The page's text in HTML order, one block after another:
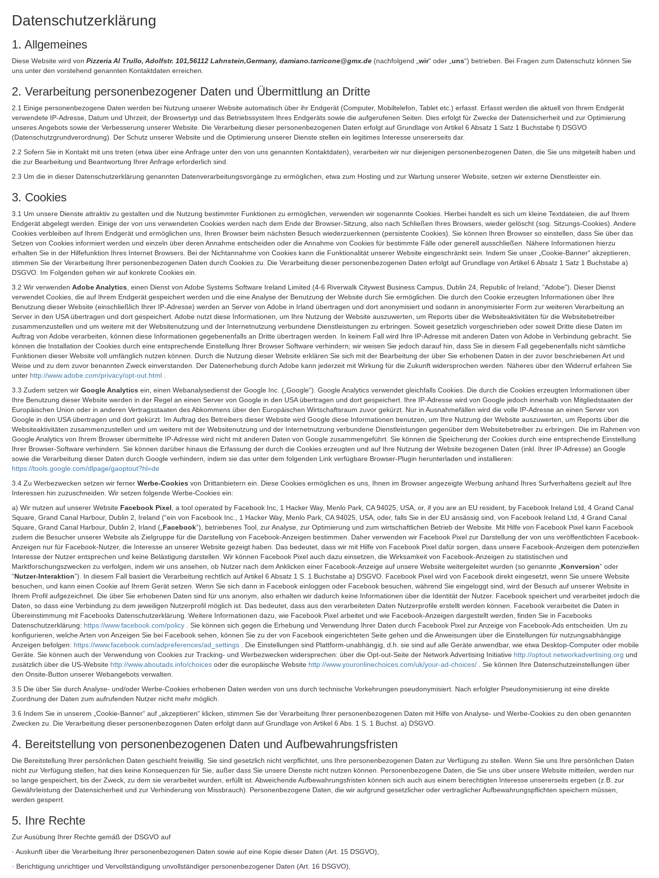
Datenschutzerklärung
1. Allgemeines
Diese Website wird von Pizzeria Al Trullo, Adolfstr. 101,56112 Lahnstein,Germany, damiano.tarricone@gmx.de (nachfolgend „ wir“ oder „ uns“) betrieben. Bei Fragen zum Datenschutz können Sie
uns unter den vorstehend genannten Kontaktdaten erreichen.
2. Verarbeitung personenbezogener Daten und Übermittlung an Dritte
2.1 Einige personenbezogene Daten werden bei Nutzung unserer Website automatisch über ihr Endgerät (Computer, Mobiltelefon, Tablet etc.) erfasst. Erfasst werden die aktuell von Ihrem Endgerät
verwendete IP-Adresse, Datum und Uhrzeit, der Browsertyp und das Betriebssystem Ihres Endgeräts sowie die aufgerufenen Seiten. Dies erfolgt für Zwecke der Datensicherheit und zur Optimierung
unseres Angebots sowie der Verbesserung unserer Website. Die Verarbeitung dieser personenbezogenen Daten erfolgt auf Grundlage von Artikel 6 Absatz 1 Satz 1 Buchstabe f) DSGVO
(Datenschutzgrundverordnung). Der Schutz unserer Website und die Optimierung unserer Dienste stellen ein legitimes Interesse unsererseits dar.
2.2 Sofern Sie in Kontakt mit uns treten (etwa über eine Anfrage unter den von uns genannten Kontaktdaten), verarbeiten wir nur diejenigen personenbezogenen Daten, die Sie uns mitgeteilt haben und
die zur Bearbeitung und Beantwortung Ihrer Anfrage erforderlich sind.
2.3 Um die in dieser Datenschutzerklärung genannten Datenverarbeitungsvorgänge zu ermöglichen, etwa zum Hosting und zur Wartung unserer Website, setzen wir externe Dienstleister ein.
3. Cookies
3.1 Um unsere Dienste attraktiv zu gestalten und die Nutzung bestimmter Funktionen zu ermöglichen, verwenden wir sogenannte Cookies. Hierbei handelt es sich um kleine Textdateien, die auf Ihrem
Endgerät abgelegt werden. Einige der von uns verwendeten Cookies werden nach dem Ende der Browser-Sitzung, also nach Schließen Ihres Browsers, wieder gelöscht (sog. Sitzungs-Cookies). Andere
Cookies verbleiben auf Ihrem Endgerät und ermöglichen uns, Ihren Browser beim nächsten Besuch wiederzuerkennen (persistente Cookies). Sie können Ihren Browser so einstellen, dass Sie über das
Setzen von Cookies informiert werden und einzeln über deren Annahme entscheiden oder die Annahme von Cookies für bestimmte Fälle oder generell ausschließen. Nähere Informationen hierzu
erhalten Sie in der Hilfefunktion Ihres Internet Browsers. Bei der Nichtannahme von Cookies kann die Funktionalität unserer Website eingeschränkt sein. Indem Sie unser „Cookie-Banner“ akzeptieren,
stimmen Sie der Verarbeitung Ihrer personenbezogenen Daten durch Cookies zu. Die Verarbeitung dieser personenbezogenen Daten erfolgt auf Grundlage von Artikel 6 Absatz 1 Satz 1 Buchstabe a)
DSGVO. Im Folgenden gehen wir auf konkrete Cookies ein.
3.2 Wir verwenden Adobe Analytics , einen Dienst von Adobe Systems Software Ireland Limited (4-6 Riverwalk Citywest Business Campus, Dublin 24, Republic of Ireland; "Adobe"). Dieser Dienst
verwendet Cookies, die auf Ihrem Endgerät gespeichert werden und die eine Analyse der Benutzung der Website durch Sie ermöglichen. Die durch den Cookie erzeugten Informationen über Ihre
Benutzung dieser Website (einschließlich Ihrer IP-Adresse) werden an Server von Adobe in Irland übertragen und dort anonymisiert und sodann in anonymisierter Form zur weiteren Verarbeitung an
Server in den USA übertragen und dort gespeichert. Adobe nutzt diese Informationen, um Ihre Nutzung der Website auszuwerten, um Reports über die Websiteaktivitäten für die Websitebetreiber
zusammenzustellen und um weitere mit der Websitenutzung und der Internetnutzung verbundene Dienstleistungen zu erbringen. Soweit gesetzlich vorgeschrieben oder soweit Dritte diese Daten im
Auftrag von Adobe verarbeiten, können diese Informationen gegebenenfalls an Dritte übertragen werden. In keinem Fall wird Ihre IP-Adresse mit anderen Daten von Adobe in Verbindung gebracht. Sie
können die Installation der Cookies durch eine entsprechende Einstellung Ihrer Browser Software verhindern; wir weisen Sie jedoch darauf hin, dass Sie in diesem Fall gegebenenfalls nicht sämtliche
Funktionen dieser Website voll umfänglich nutzen können. Durch die Nutzung dieser Website erklären Sie sich mit der Bearbeitung der über Sie erhobenen Daten in der zuvor beschriebenen Art und
Weise und zu dem zuvor benannten Zweck einverstanden. Der Datenerhebung durch Adobe kann jederzeit mit Wirkung für die Zukunft widersprochen werden. Näheres über den Widerruf erfahren Sie
unter http://www.adobe.com/privacy/opt-out.html
3.3 Zudem setzen wir Google Analytics ein, einen Webanalysedienst der Google Inc. („Google“). Google Analytics verwendet gleichfalls Cookies. Die durch die Cookies erzeugten Informationen über
Ihre Benutzung dieser Website werden in der Regel an einen Server von Google in den USA übertragen und dort gespeichert. Ihre IP-Adresse wird von Google jedoch innerhalb von Mitgliedstaaten der
Europäischen Union oder in anderen Vertragsstaaten des Abkommens über den Europäischen Wirtschaftsraum zuvor gekürzt. Nur in Ausnahmefällen wird die volle IP-Adresse an einen Server von
Google in den USA übertragen und dort gekürzt. Im Auftrag des Betreibers dieser Website wird Google diese Informationen benutzen, um Ihre Nutzung der Website auszuwerten, um Reports über die
Websiteaktivitäten zusammenzustellen und um weitere mit der Websitenutzung und der Internetnutzung verbundene Dienstleistungen gegenüber dem Websitebetreiber zu erbringen. Die im Rahmen von
Google Analytics von Ihrem Browser übermittelte IP-Adresse wird nicht mit anderen Daten von Google zusammengeführt. Sie können die Speicherung der Cookies durch eine entsprechende Einstellung
Ihrer Browser-Software verhindern. Sie können darüber hinaus die Erfassung der durch die Cookies erzeugten und auf Ihre Nutzung der Website bezogenen Daten (inkl. Ihrer IP-Adresse) an Google
sowie die Verarbeitung dieser Daten durch Google verhindern, indem sie das unter dem folgenden Link verfügbare Browser-Plugin herunterladen und installieren:
https://tools.google.com/dlpage/gaoptout?hl=de
3.4 Zu Werbezwecken setzen wir ferner Werbe-Cookies von Drittanbietern ein. Diese Cookies ermöglichen es uns, Ihnen im Browser angezeigte Werbung anhand Ihres Surfverhaltens gezielt auf Ihre
Interessen hin zuzuschneiden. Wir setzen folgende Werbe-Cookies ein:
a) Wir nutzen auf unserer Website Facebook Pixel , a tool operated by Facebook Inc, 1 Hacker Way, Menlo Park, CA 94025, USA, or, if you are an EU resident, by Facebook Ireland Ltd, 4 Grand Canal
Square, Grand Canal Harbour, Dublin 2, Ireland (“ein von Facebook Inc., 1 Hacker Way, Menlo Park, CA 94025, USA, oder, falls Sie in der EU ansässig sind, von Facebook Ireland Ltd, 4 Grand Canal
Square, Grand Canal Harbour, Dublin 2, Irland („ Facebook”), betriebenes Tool, zur Analyse, zur Optimierung und zum wirtschaftlichen Betrieb der Website. Mit Hilfe von Facebook Pixel kann Facebook
zudem die Besucher unserer Website als Zielgruppe für die Darstellung von Facebook-Anzeigen bestimmen. Daher verwenden wir Facebook Pixel zur Darstellung der von uns veröffentlichten Facebook-
Anzeigen nur für Facebook-Nutzer, die Interesse an unserer Website gezeigt haben. Das bedeutet, dass wir mit Hilfe von Facebook Pixel dafür sorgen, dass unsere Facebook-Anzeigen dem potenziellen
Interesse der Nutzer entsprechen und keine Belästigung darstellen. Wir können Facebook Pixel auch dazu einsetzen, die Wirksamkeit von Facebook-Anzeigen zu statistischen und
Marktforschungszwecken zu verfolgen, indem wir uns ansehen, ob Nutzer nach dem Anklicken einer Facebook-Anzeige auf unsere Website weitergeleitet wurden (so genannte „ Konversion” oder
“Nutzer-Interaktion”). In diesem Fall basiert die Verarbeitung rechtlich auf Artikel 6 Absatz 1 S. 1 Buchstabe a) DSGVO. Facebook Pixel wird von Facebook direkt eingesetzt, wenn Sie unsere Website
besuchen, und kann einen Cookie auf Ihrem Gerät setzen. Wenn Sie sich dann in Facebook einloggen oder Facebook besuchen, während Sie eingeloggt sind, wird der Besuch auf unserer Website in
Ihrem Profil aufgezeichnet. Die über Sie erhobenen Daten sind für uns anonym, also erhalten wir dadurch keine Informationen über die Identität der Nutzer. Facebook speichert und verarbeitet jedoch die
Daten, so dass eine Verbindung zu dem jeweiligen Nutzerprofil möglich ist. Das bedeutet, dass aus den verarbeiteten Daten Nutzerprofile erstellt werden können. Facebook verarbeitet die Daten in
Übereinstimmung mit Facebooks Datenschutzerklärung. Weitere Informationen dazu, wie Facebook Pixel arbeitet und wie Facebook-Anzeigen dargestellt werden, finden Sie in Facebooks
Datenschutzerklärung: https://www.facebook.com/policy
. Sie können sich gegen die Erhebung und Verwendung Ihrer Daten durch Facebook Pixel zur Anzeige von Facebook-Ads entscheiden. Um zu
konfigurieren, welche Arten von Anzeigen Sie bei Facebook sehen, können Sie zu der von Facebook eingerichteten Seite gehen und die Anweisungen über die Einstellungen für nutzungsabhängige
Anzeigen befolgen: https://www.facebook.com/adpreferences/ad_settings
. Die Einstellungen sind Plattform-unabhängig, d.h. sie sind auf alle Geräte anwendbar, wie etwa Desktop-Computer oder mobile
Geräte. Sie können auch der Verwendung von Cookies zur Tracking- und Werbezwecken widersprechen: über die Opt-out-Seite der Network Advertising Initiative http://optout.networkadvertising.org und
zusätzlich über die US-Website http://www.aboutads.info/choices oder die europäische Website http://www.youronlinechoices.com/uk/your-ad-choices/
. Sie können Ihre Datenschutzeinstellungen über
den Onsite-Button unserer Webangebots verwalten.
3.5 Die über Sie durch Analyse- und/oder Werbe-Cookies erhobenen Daten werden von uns durch technische Vorkehrungen pseudonymisiert. Nach erfolgter Pseudonymisierung ist eine direkte
Zuordnung der Daten zum aufrufenden Nutzer nicht mehr möglich.
3.6 Indem Sie in unserem „Cookie-Banner“ auf „akzeptieren“ klicken, stimmen Sie der Verarbeitung Ihrer personenbezogenen Daten mit Hilfe von Analyse- und Werbe-Cookies zu den oben genannten
Zwecken zu. Die Verarbeitung dieser personenbezogenen Daten erfolgt dann auf Grundlage von Artikel 6 Abs. 1 S. 1 Buchst. a) DSGVO.
4. Bereitstellung von personenbezogenen Daten und Aufbewahrungsfristen
Die Bereitstellung Ihrer persönlichen Daten geschieht freiwillig. Sie sind gesetzlich nicht verpflichtet, uns Ihre personenbezogenen Daten zur Verfügung zu stellen. Wenn Sie uns Ihre persönlichen Daten
nicht zur Verfügung stellen, hat dies keine Konsequenzen für Sie, außer dass Sie unsere Dienste nicht nutzen können. Personenbezogene Daten, die Sie uns über unsere Website mitteilen, werden nur
so lange gespeichert, bis der Zweck, zu dem sie verarbeitet wurden, erfüllt ist. Abweichende Aufbewahrungsfristen können sich auch aus einem berechtigten Interesse unsererseits ergeben (z.B. zur
Gewährleistung der Datensicherheit und zur Verhinderung von Missbrauch). Personenbezogene Daten, die wir aufgrund gesetzlicher oder vertraglicher Aufbewahrungspflichten speichern müssen,
werden gesperrt.
5. Ihre Rechte
Zur Ausübung Ihrer Rechte gemäß der DSGVO auf
· Auskunft über die Verarbeitung Ihrer personenbezogenen Daten sowie auf eine Kopie dieser Daten (Art. 15 DSGVO),
· Berichtigung unrichtiger und Vervollständigung unvollständiger personenbezogener Daten (Art. 16 DSGVO),